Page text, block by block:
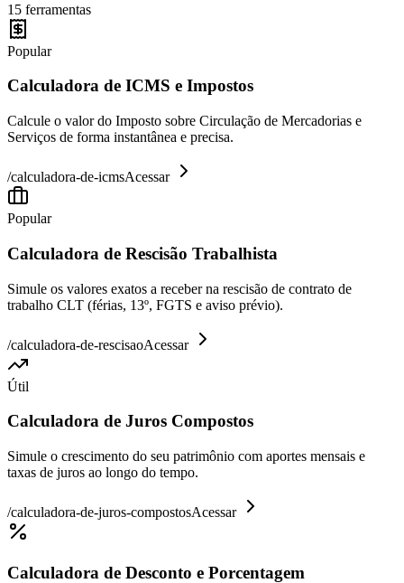
15 ferramentas
Popular
Calculadora de ICMS e Impostos
Calcule o valor do Imposto sobre Circulação de Mercadorias e
Serviços de forma instantânea e precisa.
/calculadora-de-icmsAcessar
Popular
Calculadora de Rescisão Trabalhista
Simule os valores exatos a receber na rescisão de contrato de
trabalho CLT (férias, 13º, FGTS e aviso prévio).
/calculadora-de-rescisaoAcessar
Útil
Calculadora de Juros Compostos
Simule o crescimento do seu patrimônio com aportes mensais e
taxas de juros ao longo do tempo.
/calculadora-de-juros-compostosAcessar
Calculadora de Desconto e Porcentagem